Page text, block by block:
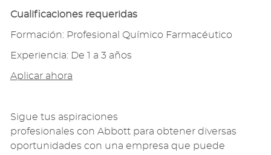
Cualificaciones requeridas
Formación: Profesional Químico Farmacéutico
Experiencia: De 1 a 3 años
Aplicar ahora
Sigue tus aspiraciones
profesionales con Abbott para obtener diversas
oportunidades con una empresa que puede